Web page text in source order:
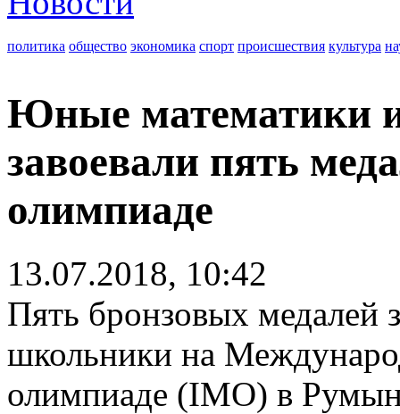
политика общество экономика спорт происшествия культура
Юные математики
завоевали пять
олимпиаде
13.07.2018, 10:42
Пять бронзовых медалей
школьники на
олимпиаде (IMO) в